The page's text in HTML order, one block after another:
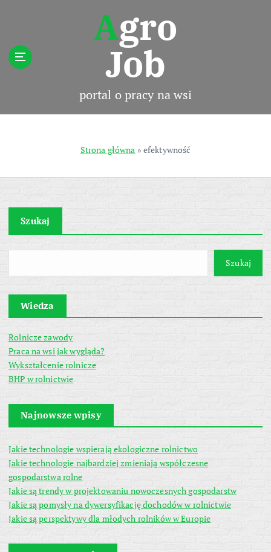
n
Agro
Job
portal o pracy na wsi
Strona główna » efektywność
Szukaj
Szukaj
Wiedza
Rolnicze zawody
Praca na wsi jak wygląda?
Wykształcenie rolnicze
BHP w rolnictwie
Najnowsze wpisy
Jakie technologie wspierają ekologiczne rolnictwo
Jakie technologie najbardziej zmieniają współczesne
gospodarstwa rolne
Jakie są trendy w projektowaniu nowoczesnych gospodarstw
Jakie są pomysły na dywersyfikację dochodów w rolnictwie
Jakie są perspektywy dla młodych rolników w Europie